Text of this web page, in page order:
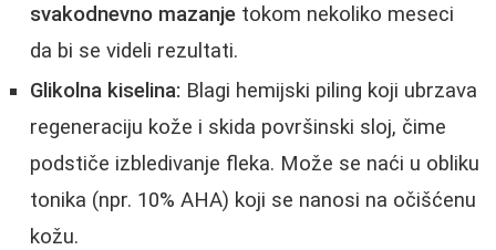
svakodnevno mazanje tokom nekoliko meseci
da bi se videli rezultati.
Glikolna kiselina: Blagi hemijski piling koji ubrzava
regeneraciju kože i skida površinski sloj, čime
podstiče izbledivanje fleka. Može se naći u obliku
tonika (npr. 10% AHA) koji se nanosi na očišćenu
kožu.